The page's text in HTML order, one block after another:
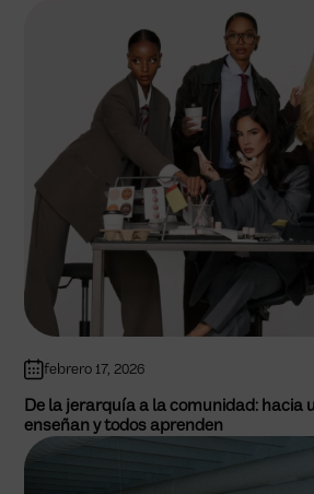
febrero 17, 2026
De la jerarquía a la comunidad: hacia
enseñan y todos aprenden